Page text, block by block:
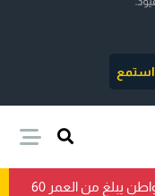
استمع
الهلال الأحمر: إصابة مواطن يبلغ من العمر 60